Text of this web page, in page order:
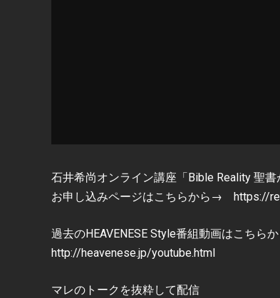
石井希尚オンライン講座「Bible Reality 聖書
お申し込みページはこちらから→ https://
過去のHEAVENESE Style番組動画はこちらか
http://heavenese.jp/youtube.html
マレのトークを抜粋して配信